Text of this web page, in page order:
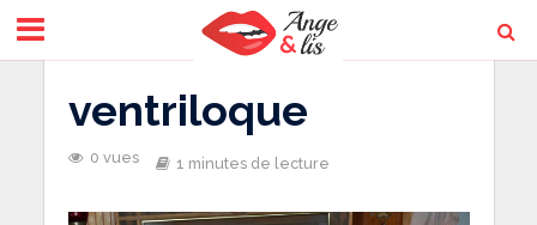
ventriloque
0 vues 1 minutes de lecture